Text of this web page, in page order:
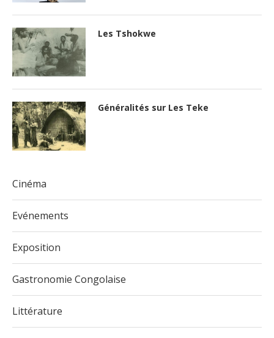
Les Tshokwe
Généralités sur Les Teke
Cinéma
Evénements
Exposition
Gastronomie Congolaise
Littérature